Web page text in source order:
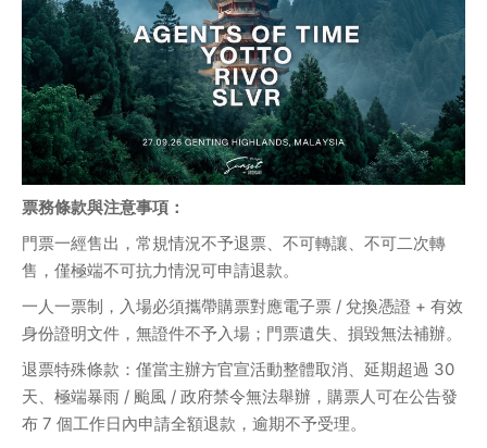
票務條款與注意事項：
門票一經售出，常規情況不予退票、不可轉讓、不可二次轉
售，僅極端不可抗力情況可申請退款。
一人一票制，入場必須攜帶購票對應電子票 / 兌換憑證 + 有效
身份證明文件，無證件不予入場；門票遺失、損毀無法補辦。
退票特殊條款：僅當主辦方官宣活動整體取消、延期超過 30
天、極端暴雨 / 颱風 / 政府禁令無法舉辦，購票人可在公告發
布 7 個工作日內申請全額退款，逾期不予受理。